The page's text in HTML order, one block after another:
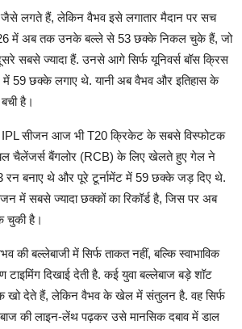
जैसे लगते हैं, लेकिन वैभव इसे लगातार मैदान पर सच
में अब तक उनके बल्ले से 53 छक्के निकल चुके हैं, जो
सबसे ज्यादा हैं. उनसे आगे सिर्फ यूनिवर्स बॉस क्रिस
में 59 छक्के लगाए थे. यानी अब वैभव और इतिहास के
है।
IPL सीजन आज भी T20 क्रिकेट के सबसे विस्फोटक
चैलेंजर्स बैंगलोर (RCB) के लिए खेलते हुए गेल ने
बनाए थे और पूरे टूर्नामेंट में 59 छक्के जड़ दिए थे.
में सबसे ज्यादा छक्कों का रिकॉर्ड है, जिस पर अब
चुकी है।
की बल्लेबाजी में सिर्फ ताकत नहीं, बल्कि स्वाभाविक
दिखाई देती है. कई युवा बल्लेबाज बड़े शॉट
देते हैं, लेकिन वैभव के खेल में संतुलन है. वह सिर्फ
की लाइन-लेंथ पढ़कर उसे मानसिक दबाव में डाल